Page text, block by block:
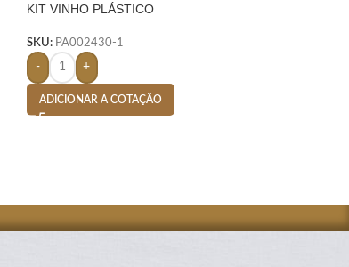
KIT VINHO PLÁSTICO
FORMATO GARRAFA – PRETO
SKU: PA002430-1
- +
ADICIONAR A COTAÇÃO